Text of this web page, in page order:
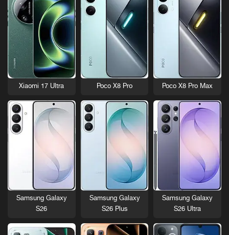
Poco X8 Pro Max
Poco X8 Pro
Xiaomi 17 Ultra
Samsung Galaxy
S26 Ultra
Samsung Galaxy
S26 Plus
Samsung Galaxy
S26